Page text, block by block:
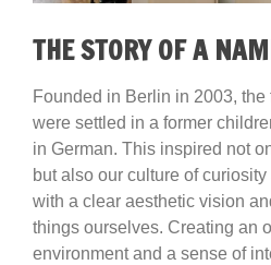
THE STORY OF A
Founded in Berlin in 2003,
were settled in a former
in German. This inspired not
but also our culture of
with a clear aesthetic vision
things ourselves. Creating an
environment and a sense of